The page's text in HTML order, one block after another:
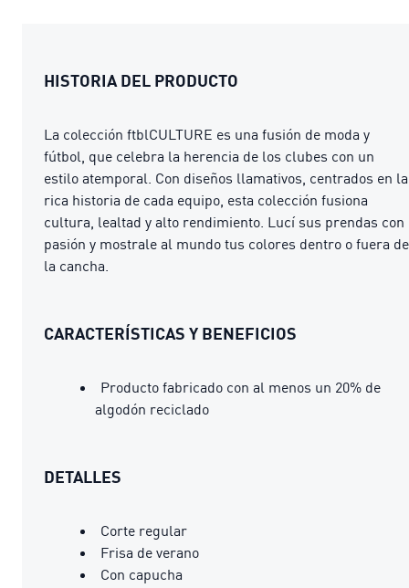
HISTORIA DEL PRODUCTO
La colección ftblCULTURE es una fusión de moda y
fútbol, que celebra la herencia de los clubes con un
estilo atemporal. Con diseños llamativos, centrados en la
rica historia de cada equipo, esta colección fusiona
cultura, lealtad y alto rendimiento. Lucí sus prendas con
pasión y mostrale al mundo tus colores dentro o fuera de
la cancha.
CARACTERÍSTICAS Y BENEFICIOS
Producto fabricado con al menos un 20% de
algodón reciclado
DETALLES
Corte regular
Frisa de verano
Con capucha